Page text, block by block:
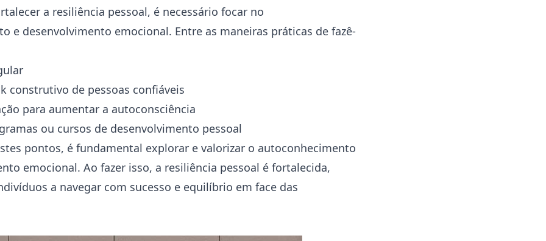
a resiliência pessoal, é necessário focar no
e desenvolvimento emocional. Entre as maneiras práticas de fazê-
construtivo de pessoas confiáveis
para aumentar a autoconsciência
ou cursos de desenvolvimento pessoal
pontos, é fundamental explorar e valorizar o autoconhecimento
emocional. Ao fazer isso, a resiliência pessoal é fortalecida,
a navegar com sucesso e equilíbrio em face das